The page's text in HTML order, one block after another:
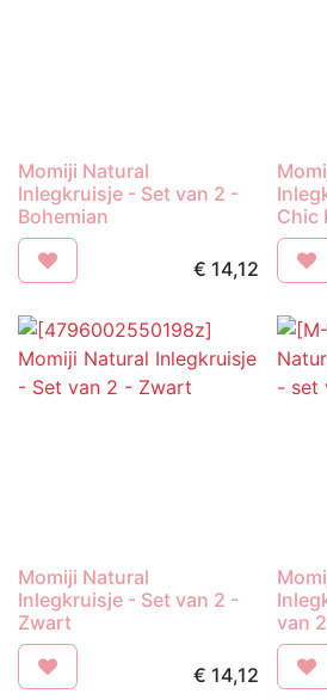
Momiji Natural
Inlegkruisje - Set van 2 -
Bohemian
€ 14,12
Chic
Momiji Natural
Inlegkruisje - Set van 2 -
Zwart
€ 14,12
van